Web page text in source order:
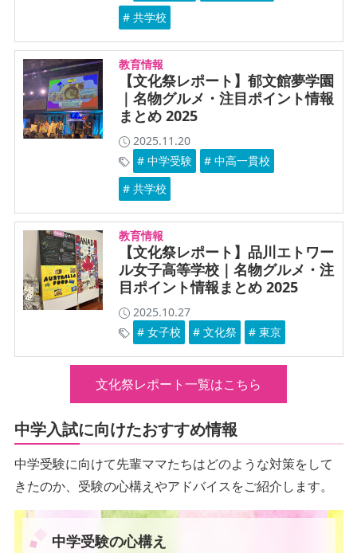
# 共学校
教育情報
【文化祭レポート】郁文館夢学園
｜名物グルメ・注目ポイント情報
まとめ 2025
2025.11.20
# 中学受験
# 中高一貫校
# 共学校
教育情報
【文化祭レポート】品川エトワー
ル女子高等学校｜名物グルメ・注
目ポイント情報まとめ 2025
2025.10.27
# 女子校
# 文化祭 # 東京
文化祭レポート一覧はこちら
中学入試に向けたおすすめ情報
中学受験に向けて先輩ママたちはどのような対策をして
きたのか、受験の心構えやアドバイスをご紹介します。
中学受験の心構え